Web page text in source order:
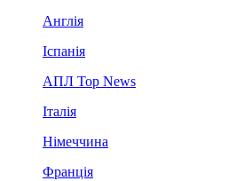
Англія
Іспанія
АПЛ Top News
Італія
Німеччина
Франція